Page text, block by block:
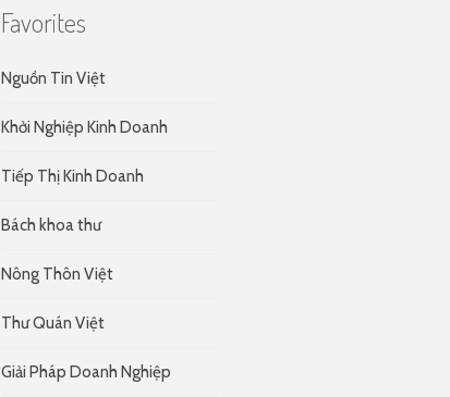
Favorites
Nguồn Tin Việt
Khởi Nghiệp Kinh Doanh
Tiếp Thị Kinh Doanh
Bách khoa thư
Nông Thôn Việt
Thư Quán Việt
Giải Pháp Doanh Nghiệp